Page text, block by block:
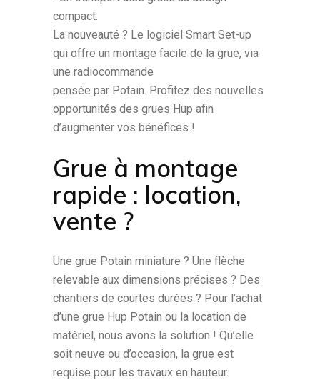
compact.
La nouveauté ? Le logiciel Smart Set-up
qui offre un montage facile de la grue, via
une radiocommande
pensée par Potain. Profitez des nouvelles
opportunités des grues Hup afin
d’augmenter vos bénéfices !
Grue à montage
rapide : location,
vente ?
Une grue Potain miniature ? Une flèche
relevable aux dimensions précises ? Des
chantiers de courtes durées ? Pour l’achat
d’une grue Hup Potain ou la location de
matériel, nous avons la solution ! Qu’elle
soit neuve ou d’occasion, la grue est
requise pour les travaux en hauteur.